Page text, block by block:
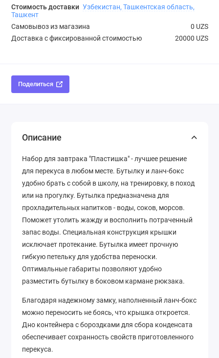
Стоимость доставки Узбекистан, Ташкентская область,
Ташкент
Самовывоз из магазина
0 UZS
Доставка с фиксированной стоимостью
20000 UZS
Поделиться
Описание
Набор для завтрака "Пластишка" - лучшее решение
для перекуса в любом месте. Бутылку и ланч-бокс
удобно брать с собой в школу, на тренировку, в поход
или на прогулку. Бутылка предназначена для
прохладительных напитков - воды, соков, морсов.
Поможет утолить жажду и восполнить потраченный
запас воды. Специальная конструкция крышки
исключает протекание. Бутылка имеет прочную
гибкую петельку для удобства переноски.
Оптимальные габариты позволяют удобно
разместить бутылку в боковом кармане рюкзака.
Благодаря надежному замку, наполненный ланч-бокс
можно переносить не боясь, что крышка откроется.
Дно контейнера с бороздками для сбора конденсата
обеспечивает сохранность свойств приготовленного
перекуса.